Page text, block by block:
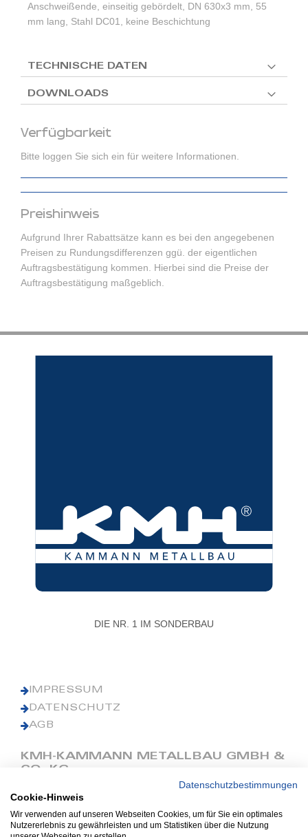
Verfügbarkeit
Bitte loggen Sie sich ein für weitere Informationen.
Preishinweis
Aufgrund Ihrer Rabattsätze kann es bei den angegebenen
Preisen zu Rundungsdifferenzen ggü. der eigentlichen
Auftragsbestätigung kommen. Hierbei sind die Preise der
Auftragsbestätigung maßgeblich.
Anschweißende, einseitig gebördelt, DN 630x3 mm, 55
mm lang, Stahl DC01, keine Beschichtung
TECHNISCHE DATEN
DOWNLOADS
DIE NR. 1 IM SONDERBAU
IMPRESSUM
DATENSCHUTZ
AGB
KMH-KAMMANN METALLBAU GMBH &
CO. KG
Phone: +49 (0) 42 41 9390 0
Fax: +49 (0) 42 41 9390 90
E-Mail: office@kmh.net
Datenschutzbestimmungen
Cookie-Hinweis
Wir verwenden auf unseren Webseiten Cookies, um für Sie ein optimales
Nutzererlebnis zu gewährleisten und um Statistiken über die Nutzung